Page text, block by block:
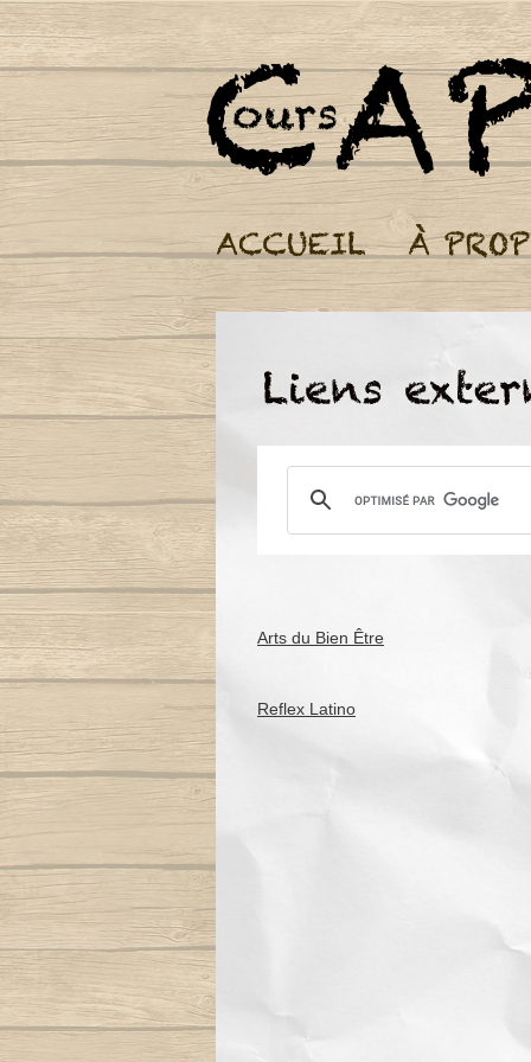
Arts du Bien Être
Reflex Latino